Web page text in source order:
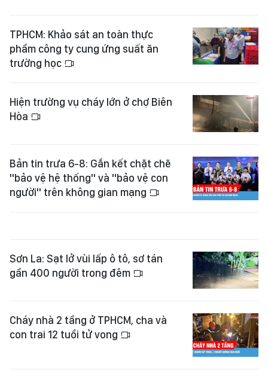
TPHCM: Khảo sát an toàn thực
phẩm công ty cung ứng suất ăn
trường học
Hiện trường vụ cháy lớn ở chợ Biên
Hòa
Bản tin trưa 6-8: Gắn kết chặt chẽ
"bảo vệ hệ thống" và "bảo vệ con
người" trên không gian mạng
Sơn La: Sạt lở vùi lấp ô tô, sơ tán
gần 400 người trong đêm
Cháy nhà 2 tầng ở TPHCM, cha và
con trai 12 tuổi tử vong